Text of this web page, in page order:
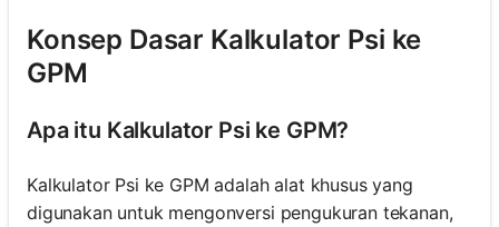
Konsep Dasar Kalkulator Psi ke
GPM
Apa itu Kalkulator Psi ke GPM?
Kalkulator Psi ke GPM adalah alat khusus yang
digunakan untuk mengonversi pengukuran tekanan,